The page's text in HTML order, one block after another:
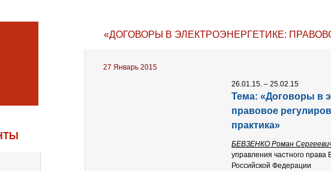
«ДОГОВОРЫ В ЭЛЕКТРОЭНЕРГЕТИКЕ:
27 Январь 2015
26.01.15. – 25.02.15
Тема: «Договоры в
правовое
практика»
БЕВЗЕНКО Роман
управления частного
Российской Федерации